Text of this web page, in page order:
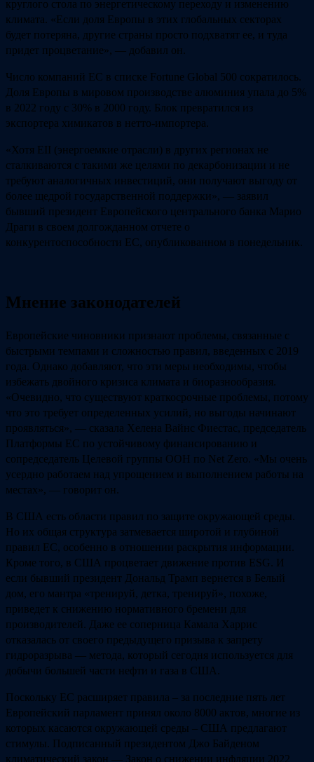
круглого стола по энергетическому переходу и изменению
климата. «Если доля Европы в этих глобальных секторах
будет потеряна, другие страны просто подхватят ее, и туда
придет процветание», — добавил он.
Число компаний ЕС в списке Fortune Global 500 сократилось.
Доля Европы в мировом производстве алюминия упала до 5%
в 2022 году с 30% в 2000 году. Блок превратился из
экспортера химикатов в нетто-импортера.
«Хотя EII (энергоемкие отрасли) в других регионах не
сталкиваются с такими же целями по декарбонизации и не
требуют аналогичных инвестиций, они получают выгоду от
более щедрой государственной поддержки», — заявил
бывший президент Европейского центрального банка Марио
Драги в своем долгожданном отчете о
конкурентоспособности ЕС, опубликованном в понедельник.
Мнение законодателей
Европейские чиновники признают проблемы, связанные с
быстрыми темпами и сложностью правил, введенных с 2019
года. Однако добавляют, что эти меры необходимы, чтобы
избежать двойного кризиса климата и биоразнообразия.
«Очевидно, что существуют краткосрочные проблемы, потому
что это требует определенных усилий, но выгоды начинают
проявляться», — сказала Хелена Вайнс Фиестас, председатель
Платформы ЕС по устойчивому финансированию и
сопредседатель Целевой группы ООН по Net Zero. «Мы очень
усердно работаем над упрощением и выполнением работы на
местах», — говорит он.
В США есть области правил по защите окружающей среды.
Но их общая структура затмевается широтой и глубиной
правил ЕС, особенно в отношении раскрытия информации.
Кроме того, в США процветает движение против ESG. И
если бывший президент Дональд Трамп вернется в Белый
дом, его мантра «тренируй, детка, тренируй», похоже,
приведет к снижению нормативного бремени для
производителей. Даже ее соперница Камала Харрис
отказалась от своего предыдущего призыва к запрету
гидроразрыва — метода, который сегодня используется для
добычи большей части нефти и газа в США.
Поскольку ЕС расширяет правила – за последние пять лет
Европейский парламент принял около 8000 актов, многие из
которых касаются окружающей среды – США предлагают
стимулы. Подписанный президентом Джо Байденом
климатический закон — Закон о снижении инфляции 2022